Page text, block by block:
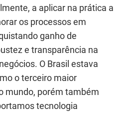
a aplicar na prática a
os processos em
ganho de
e transparência na
O Brasil estava
o terceiro maior
mundo, porém também
tecnologia